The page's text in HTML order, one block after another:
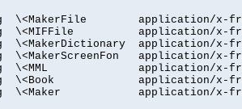
\<MakerFile        application/x-
\<MIFFile          application/x-
\<MakerDictionary  application/x-
\<MakerScreenFon   application/x-
\<MML              application/x-
\<Book             application/x-
\<Maker            application/x-